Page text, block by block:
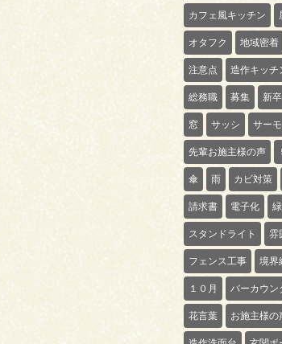
カフェ風キッチン
オタフク 地域密着
注意点 造作キッチ
総務職 募集 新卒
窓 サッシ サー
先輩お施主様の声
傘 雨 カビ対策
請求書 電子化
スタンドライト 雰
フェンス工事 境界
１０月 バーカウン
花言葉 お施主様の